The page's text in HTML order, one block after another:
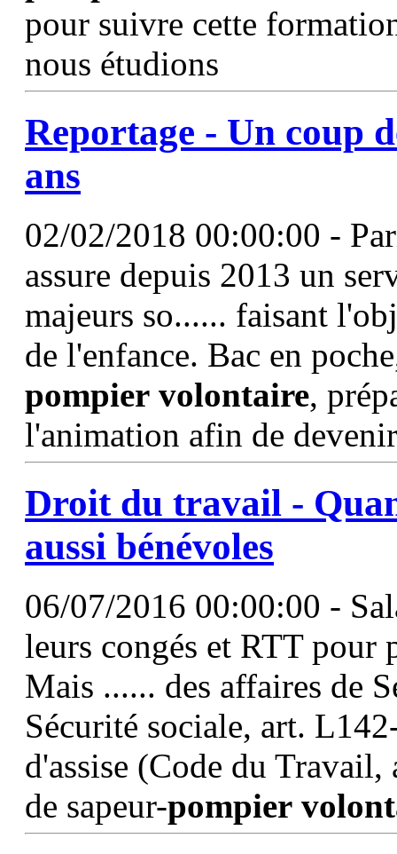
pour suivre cette
nous étudions
Reportage - Un coup
ans
02/02/2018 00:00:00 -
assure depuis 2013 un
majeurs so...... faisant
de l'enfance. Bac en
pompier volontaire,
l'animation afin de
Droit du travail -
aussi bénévoles
06/07/2016 00:00:00 -
leurs congés et RTT pour
Mais ...... des affaires de
Sécurité sociale, art.
d'assise (Code du
de sapeur-pompier